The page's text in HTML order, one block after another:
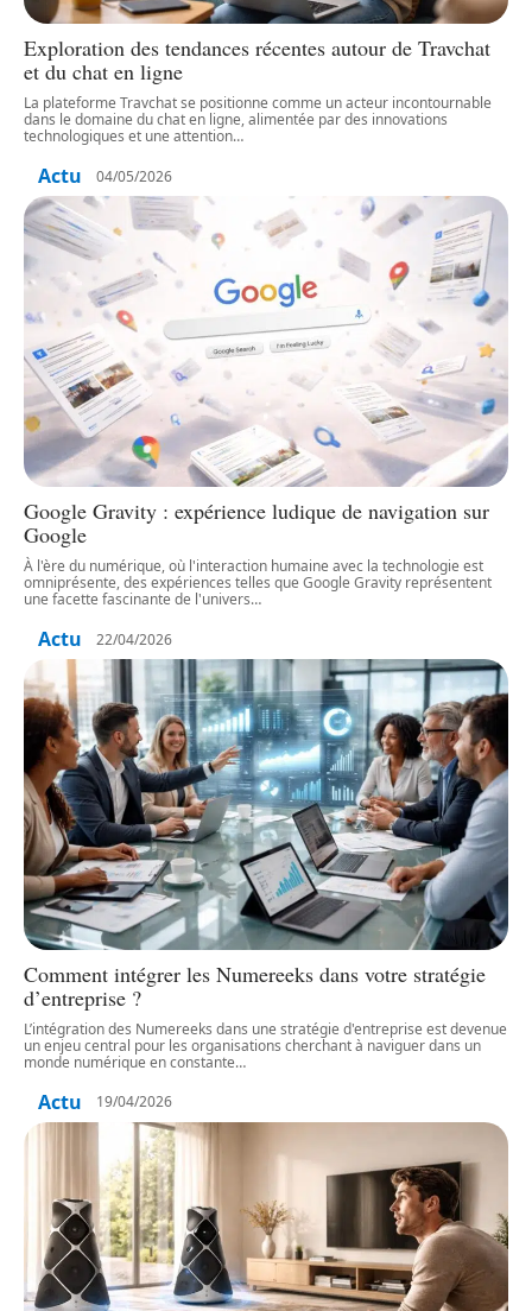
Exploration des tendances récentes autour de Travchat
et du chat en ligne
La plateforme Travchat se positionne comme un acteur incontournable
dans le domaine du chat en ligne, alimentée par des innovations
technologiques et une attention…
Actu 04/05/2026
Google Gravity : expérience ludique de navigation sur
Google
À l'ère du numérique, où l'interaction humaine avec la technologie est
omniprésente, des expériences telles que Google Gravity représentent
une facette fascinante de l'univers…
Actu 22/04/2026
Comment intégrer les Numereeks dans votre stratégie
d’entreprise ?
L’intégration des Numereeks dans une stratégie d'entreprise est devenue
un enjeu central pour les organisations cherchant à naviguer dans un
monde numérique en constante…
Actu 19/04/2026